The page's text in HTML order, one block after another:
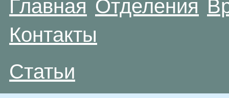
Главная Отделения
Контакты
Статьи